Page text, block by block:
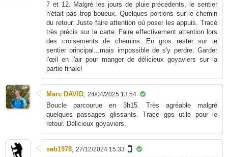
7 et 12. Malgré les jours de pluie précédents, le sentier
n'était pas trop boueux. Quelques portions sur le chemin
du retour. Juste faire attention où poser les appuis. Tracé
très précis sur la carte. Faire effectivement attention lors
des croisements de chemins...En gros rester sur le
sentier principal...mais impossible de s'y perdre. Garder
l'œil en l'air pour manger de délicieux goyaviers sur la
partie finale!
Marc DAVID, 24/04/2025 13:54
Boucle parcourue en 3h15. Très agréable malgré
quelques passages glissants. Trace gps utile pour le
retour. Délicieux goyaviers.
seb1978, 27/12/2024 15:33